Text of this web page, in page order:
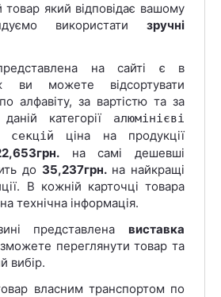
товар який відповідає вашому
використати зручні
на сайті є в
ви можете відсортувати
алфавіту, за вартістю та за
категорії алюмінієві
ціна на продукції
на самі дешевші
до 35,237грн.на найкращі
В кожній карточці товара
технічна інформація.
представлена виставка
переглянути товар та
вибір.
власним транспортом по